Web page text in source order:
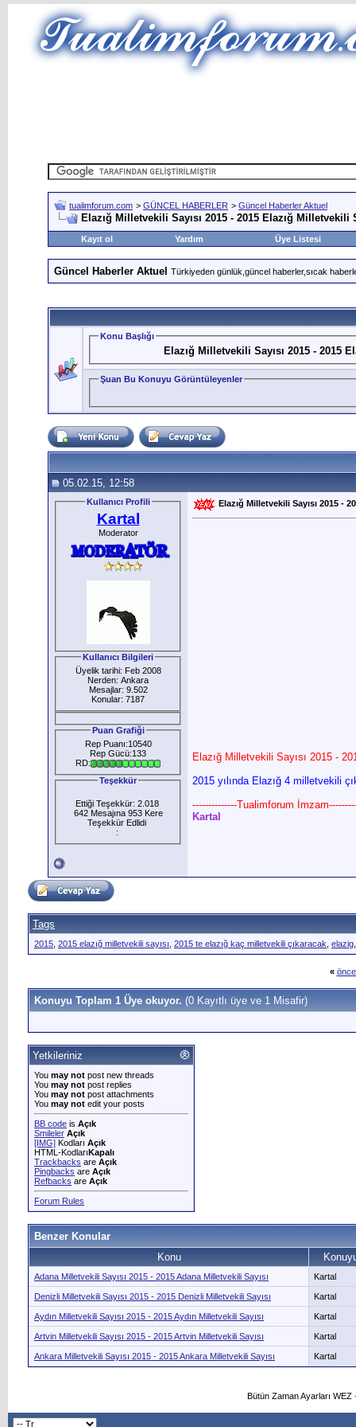
tualimforum.com > GÜNCEL HABERLER > Güncel Haberler Aktuel
Elazığ Milletvekili Sayısı 2015 - 2015 Elazığ Milletvekili
Kayıt ol Yardım Üye Listesi
Güncel Haberler Aktuel Türkiyeden günlük,güncel haberler,sıcak
Konu Başlığı
Elazığ Milletvekili Sayısı 2015 - 2015
Şuan Bu Konuyu Görüntüleyenler
05.02.15, 12:58
Kullanıcı Profili
Kartal
Moderator
Kullanıcı Bilgileri
Üyelik tarihi: Feb 2008
Nerden: Ankara
Mesajlar: 9.502
Konular: 7187
Puan Grafiği
Rep Puanı:10540
Rep Gücü:133
RD:
Teşekkür
Ettiği Teşekkür: 2.018
642 Mesajına 953 Kere
Teşekkür Edlidi
:
Elazığ Milletvekili Sayısı 2015 -
Elazığ Milletvekili Sayısı 2015 -
2015 yılında Elazığ 4 milletvekili
--------------Tualimforum
Kartal
Tags
2015 2015 elazığ milletvekili sayısı 2015 te elazığ kaç milletvekili çıkaracak elazig
«
Konuyu Toplam 1 Üye okuyor. (0 Kayıtlı üye ve 1 Misafir)
Yetkileriniz
You may not post new threads
You may not post replies
You may not post attachments
You may not edit your posts
BB code is Açık
Smileler Açık
[IMG] Kodları Açık
HTML-KodlarıKapalı
Trackbacks are Açık
Pingbacks are Açık
Refbacks are Açık
Forum Rules
Benzer Konular
Konu
Adana Milletvekili Sayısı 2015 - 2015 Adana Milletvekili Sayısı Kartal
Denizli Milletvekili Sayısı 2015 - 2015 Denizli Milletvekili Sayısı Kartal
Aydın Milletvekili Sayısı 2015 - 2015 Aydın Milletvekili Sayısı Kartal
Artvin Milletvekili Sayısı 2015 - 2015 Artvin Milletvekili Sayısı Kartal
Ankara Milletvekili Sayısı 2015 - 2015 Ankara Milletvekili Sayısı Kartal
Bütün Zaman Ayarları